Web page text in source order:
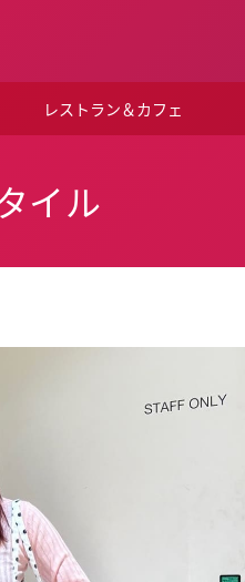
レストラン＆カフェ
イル